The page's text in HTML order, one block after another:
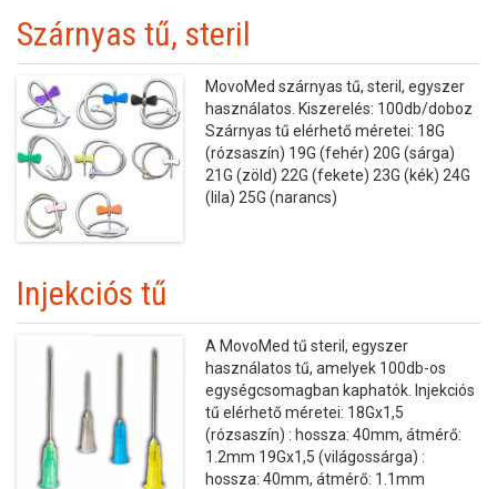
Szárnyas tű, steril
MovoMed szárnyas tű, steril, egyszer
használatos. Kiszerelés: 100db/doboz
Szárnyas tű elérhető méretei: 18G
(rózsaszín) 19G (fehér) 20G (sárga)
21G (zöld) 22G (fekete) 23G (kék) 24G
(lila) 25G (narancs)
Injekciós tű
A MovoMed tű steril, egyszer
használatos tű, amelyek 100db-os
egységcsomagban kaphatók. Injekciós
tű elérhető méretei: 18Gx1,5
(rózsaszín) : hossza: 40mm, átmérő:
1.2mm 19Gx1,5 (világossárga) :
hossza: 40mm, átmérő: 1.1mm